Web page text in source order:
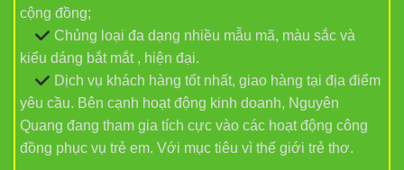
cộng đồng;
Chủng loại đa dạng nhiều mẫu mã, màu sắc và
kiểu dáng bắt mắt , hiện đại.
Dịch vụ khách hàng tốt nhất, giao hàng tại địa điểm
yêu cầu. Bên cạnh hoạt động kinh doanh, Nguyên
Quang đang tham gia tích cực vào các hoạt động công
đồng phục vụ trẻ em. Với mục tiêu vì thế giới trẻ thơ.